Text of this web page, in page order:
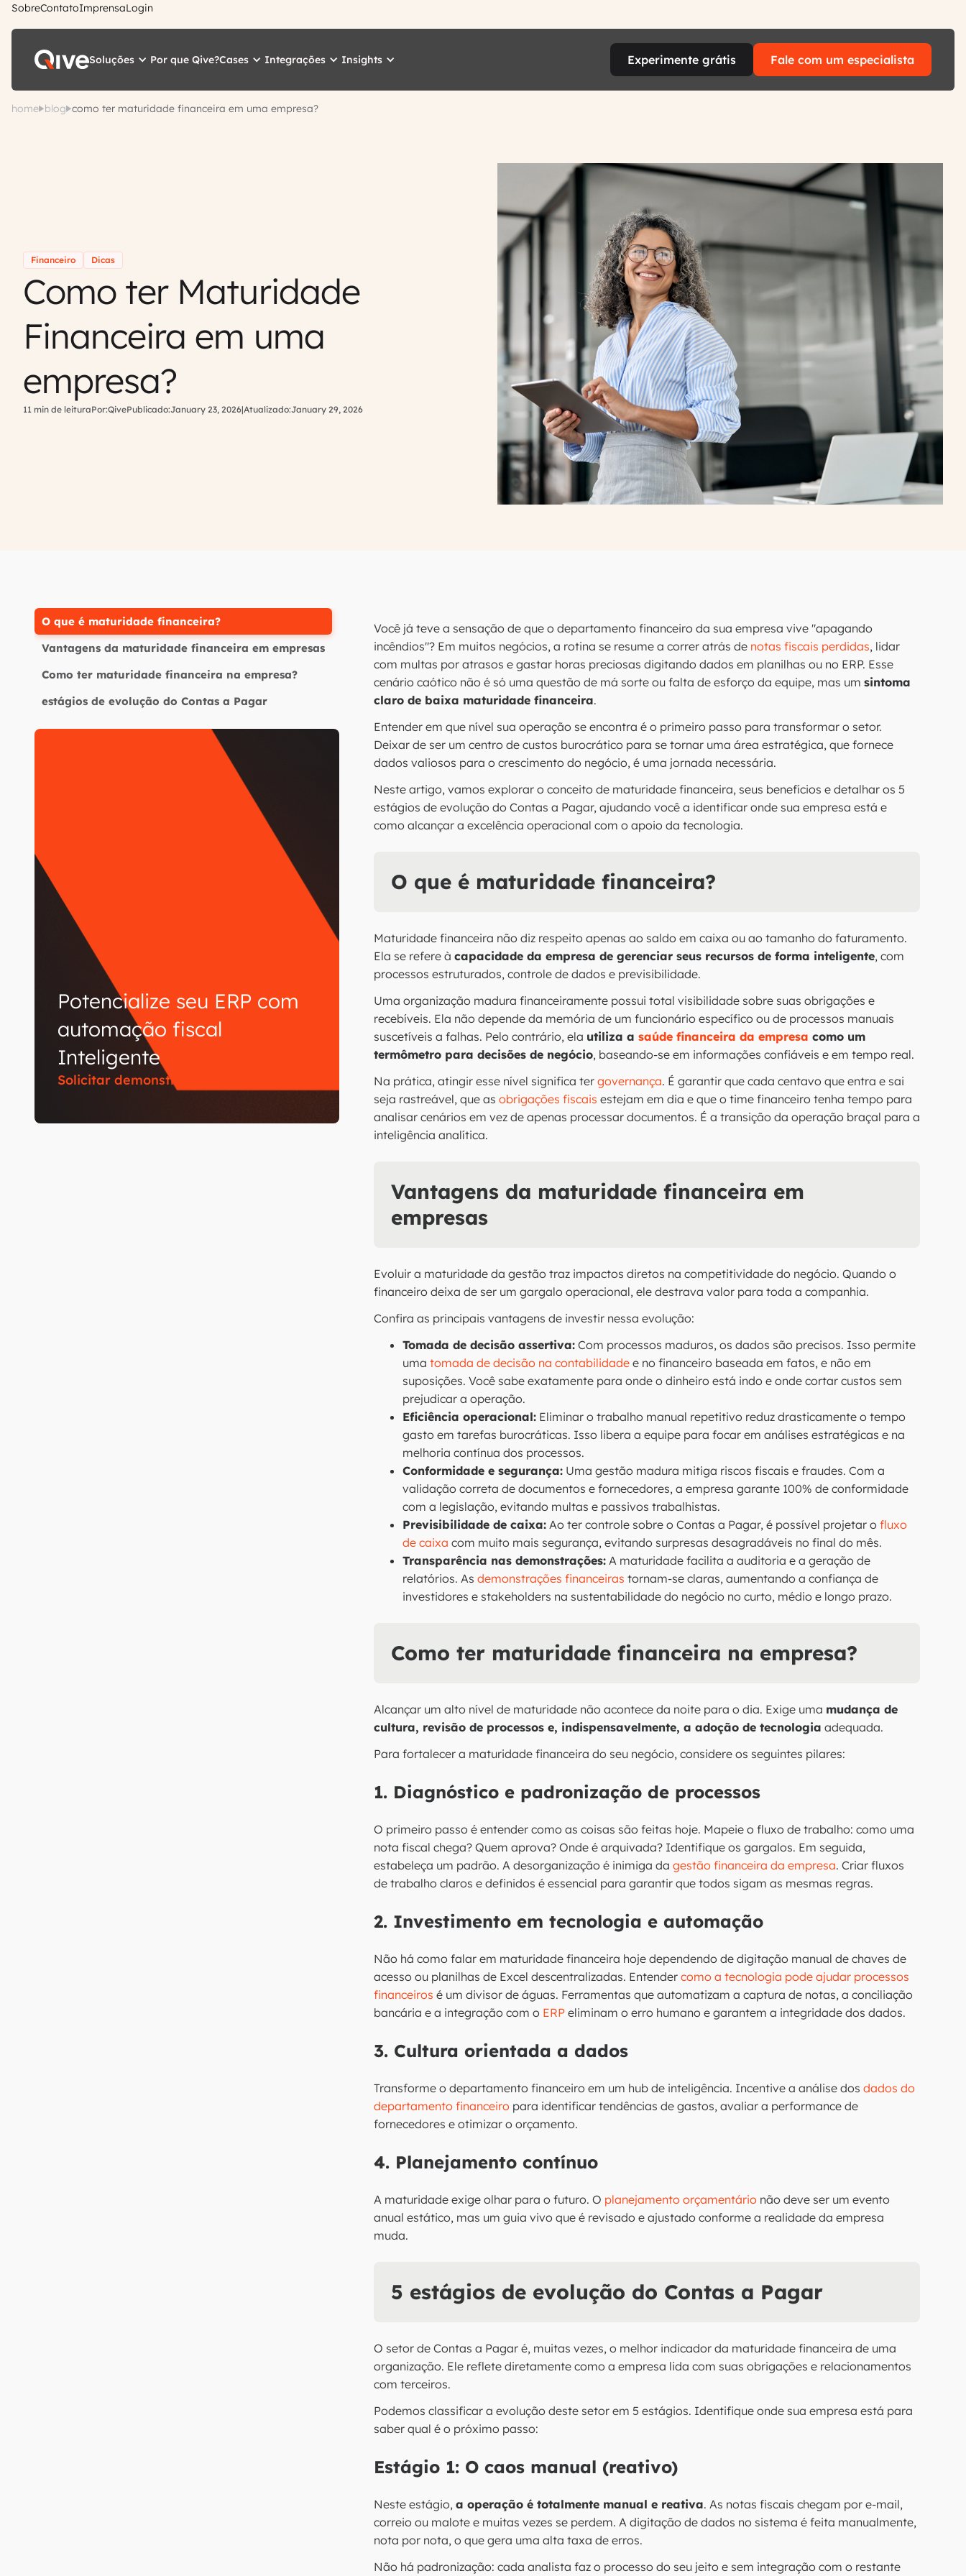
SobreContatoImprensaLogin
Soluções Por que Qive?Cases Integrações Insights Experimente grátis Fale com um especialista
home blog como ter maturidade financeira em uma empresa?
Financeiro Dicas
Como ter Maturidade
Financeira em uma
empresa?
11 min de leituraPor:QivePublicado:January 23, 2026|Atualizado:January 29, 2026
O que é maturidade financeira?
Vantagens da maturidade financeira em empresas
Como ter maturidade financeira na empresa?
estágios de evolução do Contas a Pagar
Potencialize seu ERP com
automação fiscal
Inteligente
Solicitar demonstração
Você já teve a sensação de que o departamento financeiro da sua empresa vive "apagando
incêndios"? Em muitos negócios, a rotina se resume a correr atrás de notas fiscais perdidas, lidar
com multas por atrasos e gastar horas preciosas digitando dados em planilhas ou no ERP. Esse
cenário caótico não é só uma questão de má sorte ou falta de esforço da equipe, mas um sintoma
claro de baixa maturidade financeira.
Entender em que nível sua operação se encontra é o primeiro passo para transformar o setor.
Deixar de ser um centro de custos burocrático para se tornar uma área estratégica, que fornece
dados valiosos para o crescimento do negócio, é uma jornada necessária.
Neste artigo, vamos explorar o conceito de maturidade financeira, seus benefícios e detalhar os 5
estágios de evolução do Contas a Pagar, ajudando você a identificar onde sua empresa está e
como alcançar a excelência operacional com o apoio da tecnologia.
O que é maturidade financeira?
Maturidade financeira não diz respeito apenas ao saldo em caixa ou ao tamanho do faturamento.
Ela se refere à capacidade da empresa de gerenciar seus recursos de forma inteligente, com
processos estruturados, controle de dados e previsibilidade.
Uma organização madura financeiramente possui total visibilidade sobre suas obrigações e
recebíveis. Ela não depende da memória de um funcionário específico ou de processos manuais
suscetíveis a falhas. Pelo contrário, ela utiliza a saúde financeira da empresa como um
termômetro para decisões de negócio, baseando-se em informações confiáveis e em tempo real.
Na prática, atingir esse nível significa ter governança. É garantir que cada centavo que entra e sai
seja rastreável, que as obrigações fiscais estejam em dia e que o time financeiro tenha tempo para
analisar cenários em vez de apenas processar documentos. É a transição da operação braçal para a
inteligência analítica.
Vantagens da maturidade financeira em
empresas
Evoluir a maturidade da gestão traz impactos diretos na competitividade do negócio. Quando o
financeiro deixa de ser um gargalo operacional, ele destrava valor para toda a companhia.
Confira as principais vantagens de investir nessa evolução:
Tomada de decisão assertiva:Com processos maduros, os dados são precisos. Isso permite
uma tomada de decisão na contabilidadee no financeiro baseada em fatos, e não em
suposições. Você sabe exatamente para onde o dinheiro está indo e onde cortar custos sem
prejudicar a operação.
Eficiência operacional:Eliminar o trabalho manual repetitivo reduz drasticamente o tempo
gasto em tarefas burocráticas. Isso libera a equipe para focar em análises estratégicas e na
melhoria contínua dos processos.
Conformidade e segurança:Uma gestão madura mitiga riscos fiscais e fraudes. Com a
validação correta de documentos e fornecedores, a empresa garante 100% de conformidade
com a legislação, evitando multas e passivos trabalhistas.
Previsibilidade de caixa:Ao ter controle sobre o Contas a Pagar, é possível projetar o fluxo
de caixa com muito mais segurança, evitando surpresas desagradáveis no final do mês.
Transparência nas demonstrações:A maturidade facilita a auditoria e a geração de
relatórios. As demonstrações financeiras tornam-se claras, aumentando a confiança de
investidores e stakeholders na sustentabilidade do negócio no curto, médio e longo prazo.
Como ter maturidade financeira na empresa?
Alcançar um alto nível de maturidade não acontece da noite para o dia. Exige uma mudança de
cultura, revisão de processos e, indispensavelmente, a adoção de tecnologia adequada.
Para fortalecer a maturidade financeira do seu negócio, considere os seguintes pilares:
1. Diagnóstico e padronização de processos
O primeiro passo é entender como as coisas são feitas hoje. Mapeie o fluxo de trabalho: como uma
nota fiscal chega? Quem aprova? Onde é arquivada? Identifique os gargalos. Em seguida,
estabeleça um padrão. A desorganização é inimiga da gestão financeira da empresa. Criar fluxos
de trabalho claros e definidos é essencial para garantir que todos sigam as mesmas regras.
2. Investimento em tecnologia e automação
Não há como falar em maturidade financeira hoje dependendo de digitação manual de chaves de
acesso ou planilhas de Excel descentralizadas. Entender como a tecnologia pode ajudar processos
financeiros é um divisor de águas. Ferramentas que automatizam a captura de notas, a conciliação
bancária e a integração com o ERPeliminam o erro humano e garantem a integridade dos dados.
3. Cultura orientada a dados
Transforme o departamento financeiro em um hub de inteligência. Incentive a análise dos dados do
departamento financeiro para identificar tendências de gastos, avaliar a performance de
fornecedores e otimizar o orçamento.
4. Planejamento contínuo
A maturidade exige olhar para o futuro. O planejamento orçamentário não deve ser um evento
anual estático, mas um guia vivo que é revisado e ajustado conforme a realidade da empresa
muda.
5 estágios de evolução do Contas a Pagar
O setor de Contas a Pagar é, muitas vezes, o melhor indicador da maturidade financeira de uma
organização. Ele reflete diretamente como a empresa lida com suas obrigações e relacionamentos
com terceiros.
Podemos classificar a evolução deste setor em 5 estágios. Identifique onde sua empresa está para
saber qual é o próximo passo:
Estágio 1: O caos manual (reativo)
Neste estágio, a operação é totalmente manual e reativa. As notas fiscais chegam por e-mail,
correio ou malote e muitas vezes se perdem. A digitação de dados no sistema é feita manualmente,
nota por nota, o que gera uma alta taxa de erros.
Não há padronização: cada analista faz o processo do seu jeito e sem integração com o restante